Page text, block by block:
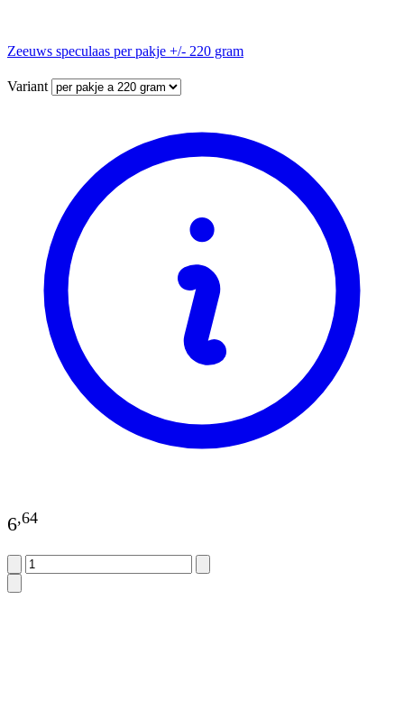
Zeeuws speculaas per pakje +/- 220 gram
Variant
6,64